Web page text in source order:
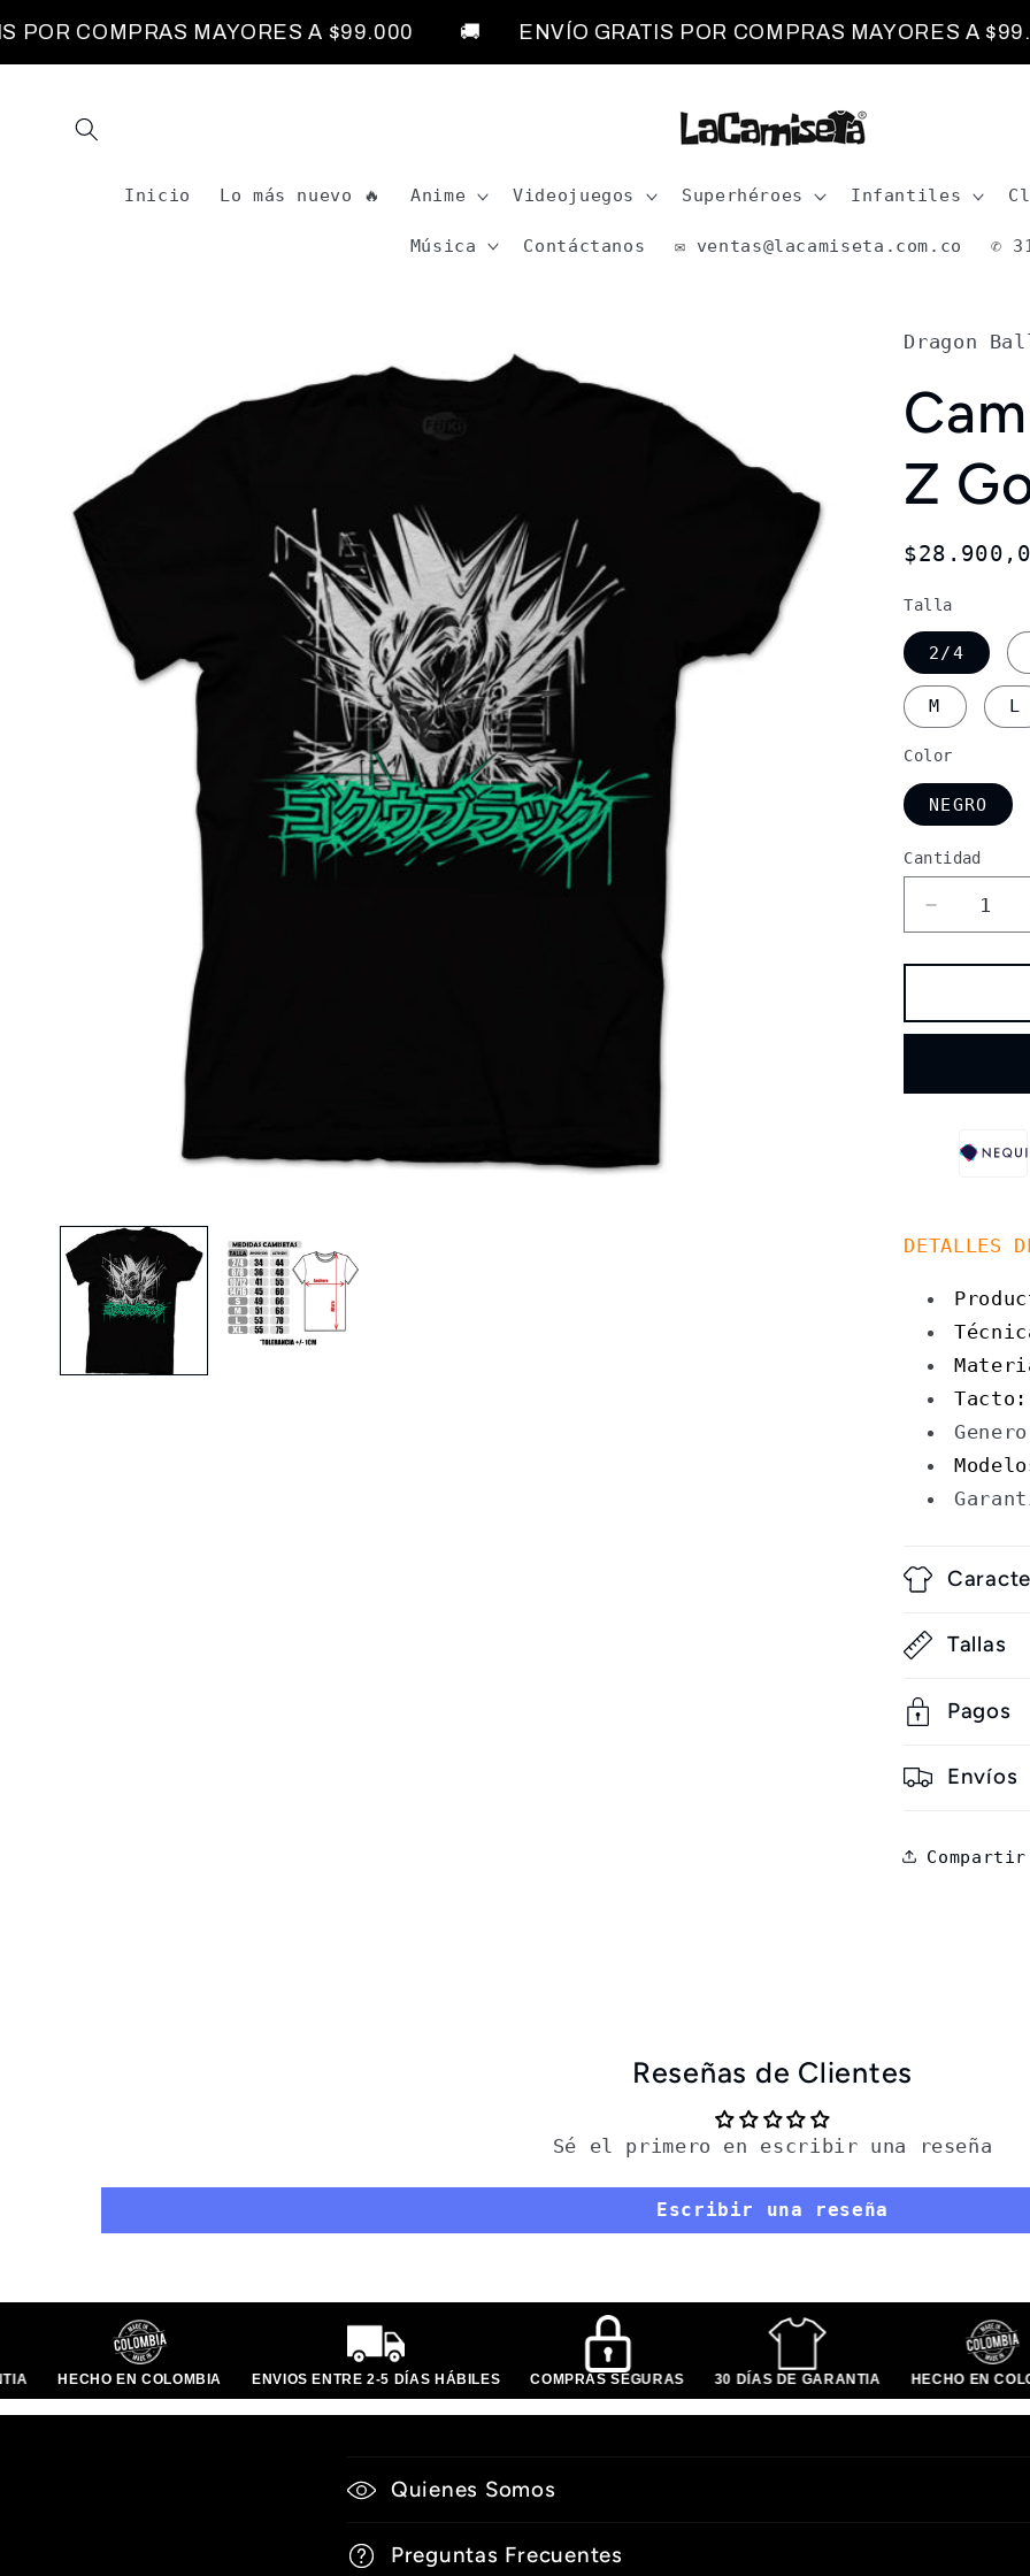
COMPRAS MAYORES A $99.000 🚚 ENVÍO GRATIS POR COMPRAS MAYORES A
Inicio Lo más nuevo 🔥 Anime Videojuegos Superhéroes Infantiles
Música Contáctanos ✉️ ventas@lacamiseta.com.co ✆
Dragon
Z
Precio
Talla
2/4
M L
Color
NEGRO
Cantidad
Cantidad
Reducir
cantidad
para
Dragon
Ball
Goku
DETALLES
Tallas
Pagos
Envíos
Compartir
Reseñas de Clientes
Sé el primero en escribir una reseña
Escribir una reseña
HECHO EN COLOMBIA ENVIOS ENTRE 2-5 DÍAS HÁBILES COMPRAS SEGURAS 30 DÍAS DE GARANTIA HECHO EN
C
n
Quienes Somos
Preguntas Frecuentes